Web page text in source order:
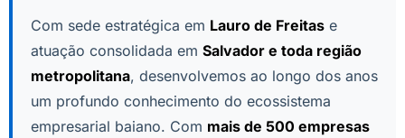
Com sede estratégica em Lauro de Freitas e
atuação consolidada em Salvador e toda região
metropolitana, desenvolvemos ao longo dos anos
um profundo conhecimento do ecossistema
empresarial baiano. Com mais de 500 empresas